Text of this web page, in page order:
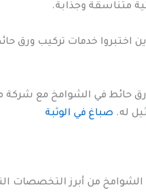
متناسقة وجذابة.
اختبروا خدمات تركيب ورق
حائط في الشوامخ مع
له. صباغ في الوثبة
من أبرز التخصصات